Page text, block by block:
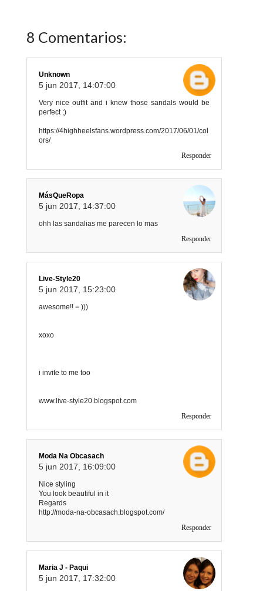
8 Comentarios:
Unknown
5 jun 2017, 14:07:00
Very nice outfit and i knew those sandals would be
perfect ;)
https://4highheelsfans.wordpress.com/2017/06/01/col
ors/
Responder
MásQueRopa
5 jun 2017, 14:37:00
ohh las sandalias me parecen lo mas
Responder
Live-Style20
5 jun 2017, 15:23:00
awesome!! = )))
xoxo
i invite to me too
www.live-style20.blogspot.com
Responder
Moda Na Obcasach
5 jun 2017, 16:09:00
Nice styling
You look beautiful in it
Regards
http://moda-na-obcasach.blogspot.com/
Responder
Maria J - Paqui
5 jun 2017, 17:32:00